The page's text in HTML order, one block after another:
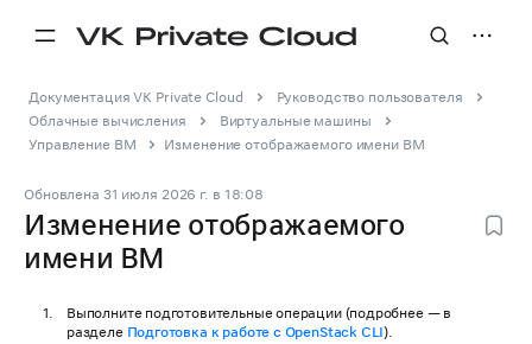
Документация VK Private Cloud
Руководство пользователя
Облачные вычисления
Виртуальные машины
Управление ВМ
Изменение отображаемого имени ВМ
Обновлена 31 июля 2026 г. в 18:08
Изменение отображаемого
имени ВМ
Выполните подготовительные операции (подробнее — в
разделе Подготовка к работе с OpenStack CLI).